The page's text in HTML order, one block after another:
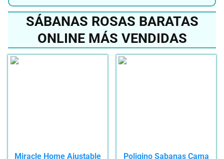
SÁBANAS ROSAS BARATAS
ONLINE MÁS VENDIDAS
Miracle Home Ajustable
Poligino Sabanas Cama